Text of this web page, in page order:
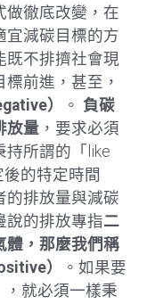
做徹底改變，在
宜減碳目標的方
既不排擠社會現
前進，甚至，
） 。 負碳
放量 ，要求必須
持所謂的「like
的特定時間
的排放量與減碳
說的排放專指二
體，那麼我們稱
）
。如果要
就必須一樣秉